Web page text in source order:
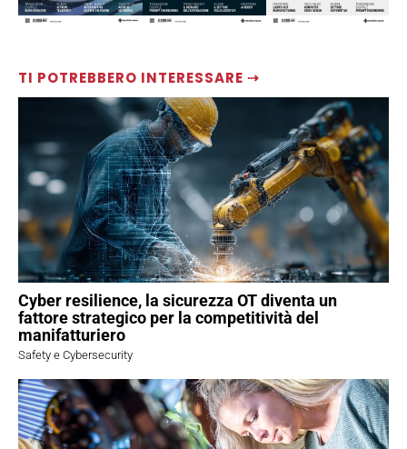
TI POTREBBERO INTERESSARE ⇢
Cyber resilience, la sicurezza OT diventa un
fattore strategico per la competitività del
manifatturiero
Safety e Cybersecurity